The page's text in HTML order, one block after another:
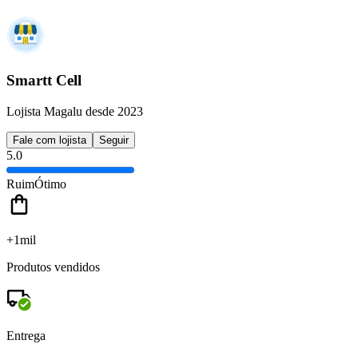
Smartt Cell
Lojista Magalu desde 2023
Fale com lojista Seguir
5.0
RuimÓtimo
+1mil
Produtos vendidos
Entrega